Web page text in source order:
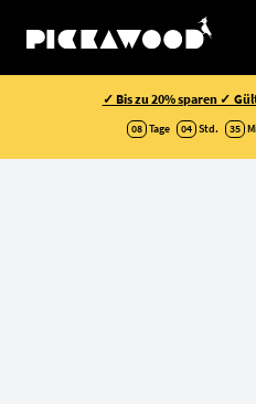
✓ Bis zu 20% sparen ✓
08 Tage 04 Std. 35